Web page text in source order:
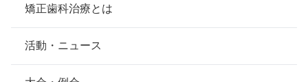
会長挨拶
基本理念
矯正歯科治療とは
安心して治療を受けていただくための「6つの指針」
安心できる矯正歯科治療契約のための「7つの提言」
活動・ニュース
公開日：2012年04月02日（月）